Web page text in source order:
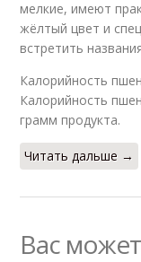
мелкие, имеют
жёлтый цвет и
встретить
Калорийность
Калорийность
грамм продукта.
Читать дальше →
Вас